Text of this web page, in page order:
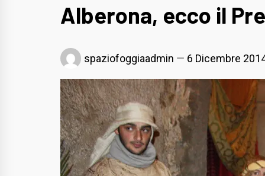
Alberona, ecco il
spaziofoggiaadmin 6 Dicembre